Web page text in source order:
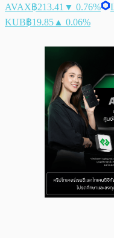
AVAX฿213.41 ▼ 0.76%
KUB฿19.85 ▲ 0.06%